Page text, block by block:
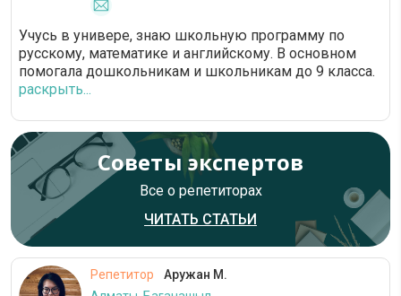
Учусь в универе, знаю школьную программу по
русскому, математике и английскому. В основном
помогала дошкольникам и школьникам до 9 класса.
раскрыть...
Советы экспертов
Все о репетиторах
ЧИТАТЬ СТАТЬИ
Репетитор
Аружан М.